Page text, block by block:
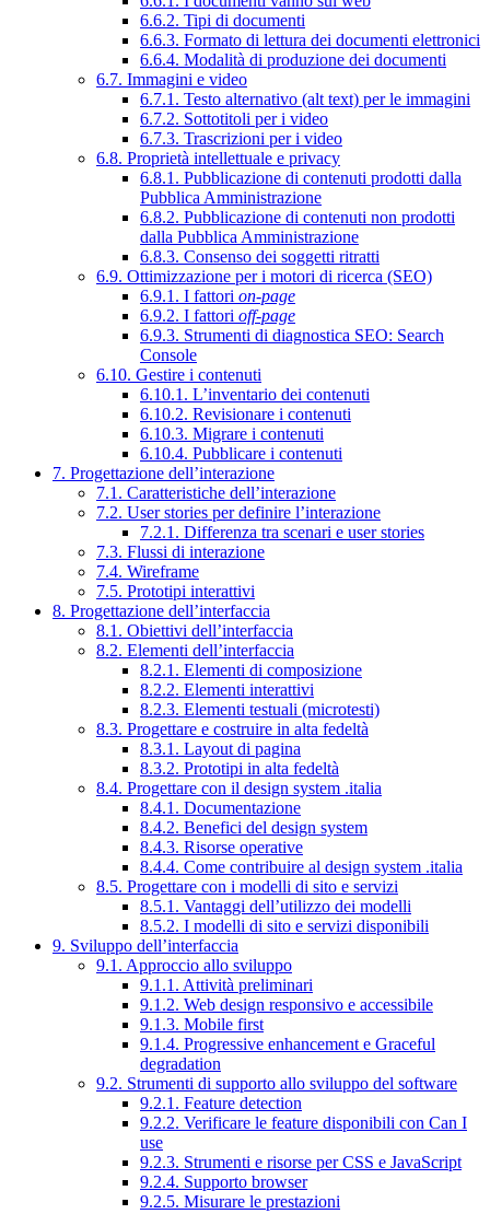
6.6.2. Tipi di documenti
6.6.3. Formato di lettura dei documenti elettronici
6.6.4. Modalità di produzione dei documenti
6.7. Immagini e video
6.7.1. Testo alternativo (alt text) per le immagini
6.7.2. Sottotitoli per i video
6.7.3. Trascrizioni per i video
6.8. Proprietà intellettuale e privacy
6.8.1. Pubblicazione di contenuti prodotti dalla
Pubblica Amministrazione
6.8.2. Pubblicazione di contenuti non prodotti
dalla Pubblica Amministrazione
6.8.3. Consenso dei soggetti ritratti
6.9. Ottimizzazione per i motori di ricerca (SEO)
6.9.1. I fattori on-page
6.9.2. I fattori off-page
6.9.3. Strumenti di diagnostica SEO: Search
Console
6.10. Gestire i contenuti
6.10.1. L’inventario dei contenuti
6.10.2. Revisionare i contenuti
6.10.3. Migrare i contenuti
6.10.4. Pubblicare i contenuti
7. Progettazione dell’interazione
7.1. Caratteristiche dell’interazione
7.2. User stories per definire l’interazione
7.2.1. Differenza tra scenari e user stories
7.3. Flussi di interazione
7.4. Wireframe
7.5. Prototipi interattivi
8. Progettazione dell’interfaccia
8.1. Obiettivi dell’interfaccia
8.2. Elementi dell’interfaccia
8.2.1. Elementi di composizione
8.2.2. Elementi interattivi
8.2.3. Elementi testuali (microtesti)
8.3. Progettare e costruire in alta fedeltà
8.3.1. Layout di pagina
8.3.2. Prototipi in alta fedeltà
8.4. Progettare con il design system .italia
8.4.1. Documentazione
8.4.2. Benefici del design system
8.4.3. Risorse operative
8.4.4. Come contribuire al design system .italia
8.5. Progettare con i modelli di sito e servizi
8.5.1. Vantaggi dell’utilizzo dei modelli
8.5.2. I modelli di sito e servizi disponibili
9. Sviluppo dell’interfaccia
9.1. Approccio allo sviluppo
9.1.1. Attività preliminari
9.1.2. Web design responsivo e accessibile
9.1.3. Mobile first
9.1.4. Progressive enhancement e Graceful
degradation
9.2. Strumenti di supporto allo sviluppo del software
9.2.1. Feature detection
9.2.2. Verificare le feature disponibili con Can I
use
9.2.3. Strumenti e risorse per CSS e JavaScript
9.2.4. Supporto browser
9.2.5. Misurare le prestazioni